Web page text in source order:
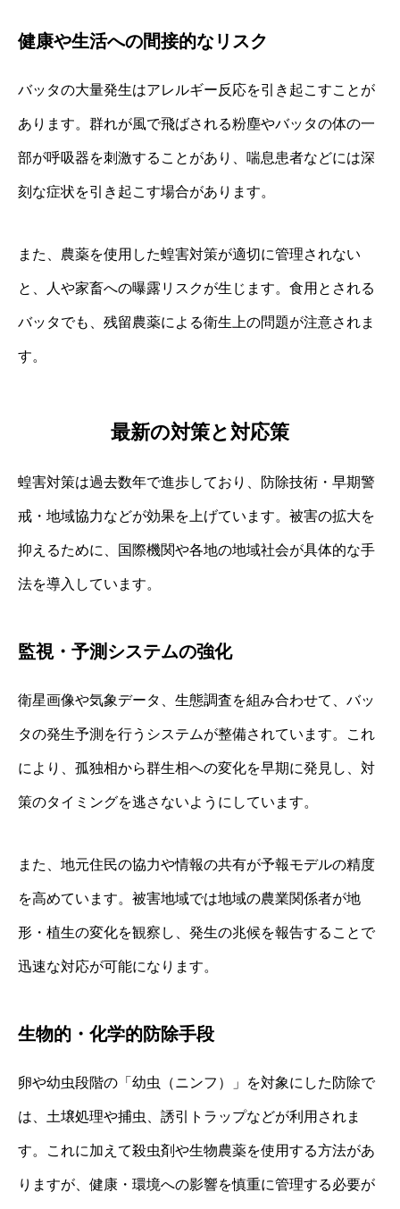
健康や生活への間接的なリスク
バッタの大量発生はアレルギー反応を引き起こすことが
あります。群れが風で飛ばされる粉塵やバッタの体の一
部が呼吸器を刺激することがあり、喘息患者などには深
刻な症状を引き起こす場合があります。
また、農薬を使用した蝗害対策が適切に管理されない
と、人や家畜への曝露リスクが生じます。食用とされる
バッタでも、残留農薬による衛生上の問題が注意されま
す。
最新の対策と対応策
蝗害対策は過去数年で進歩しており、防除技術・早期警
戒・地域協力などが効果を上げています。被害の拡大を
抑えるために、国際機関や各地の地域社会が具体的な手
法を導入しています。
監視・予測システムの強化
衛星画像や気象データ、生態調査を組み合わせて、バッ
タの発生予測を行うシステムが整備されています。これ
により、孤独相から群生相への変化を早期に発見し、対
策のタイミングを逃さないようにしています。
また、地元住民の協力や情報の共有が予報モデルの精度
を高めています。被害地域では地域の農業関係者が地
形・植生の変化を観察し、発生の兆候を報告することで
迅速な対応が可能になります。
生物的・化学的防除手段
卵や幼虫段階の「幼虫（ニンフ）」を対象にした防除で
は、土壌処理や捕虫、誘引トラップなどが利用されま
す。これに加えて殺虫剤や生物農薬を使用する方法があ
りますが、健康・環境への影響を慎重に管理する必要が